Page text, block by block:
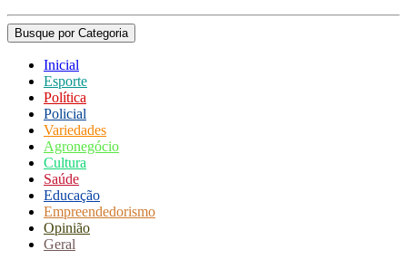
Busque por Categoria
Inicial
Esporte
Política
Policial
Variedades
Agronegócio
Cultura
Saúde
Educação
Empreendedorismo
Opinião
Geral